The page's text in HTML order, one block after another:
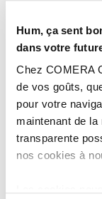
Hum, ça sent
dans votre
Chez COMERA
de vos goûts,
pour votre
maintenant de
transparente
nos cookies à
Ville : Le
Magasin :